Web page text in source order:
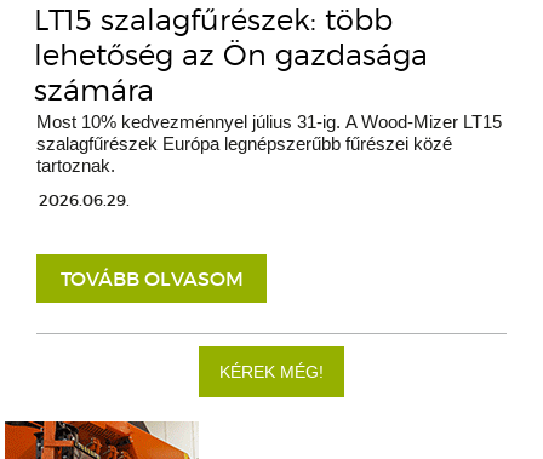
LT15 szalagfűrészek: több
lehetőség az Ön gazdasága
számára
Most 10% kedvezménnyel július 31-ig. A Wood-Mizer LT15
szalagfűrészek Európa legnépszerűbb fűrészei közé
tartoznak.
2026.06.29.
TOVÁBB OLVASOM
KÉREK MÉG!